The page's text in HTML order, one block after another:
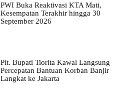
PWI Buka Reaktivasi KTA Mati,
Kesempatan Terakhir hingga 30
September 2026
Plt. Bupati Tiorita Kawal Langsung
Percepatan Bantuan Korban Banjir
Langkat ke Jakarta